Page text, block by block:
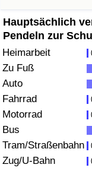
Hauptsächlich
Pendeln zur
Heimarbeit
Zu Fuß
Auto
Fahrrad
Motorrad
Bus
Tram/Straßenbahn
Zug/U-Bahn
Verkehr
Verkehrs-Index